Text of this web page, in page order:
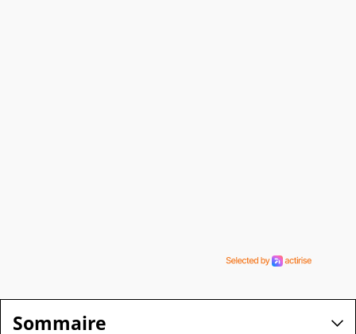
Sommaire